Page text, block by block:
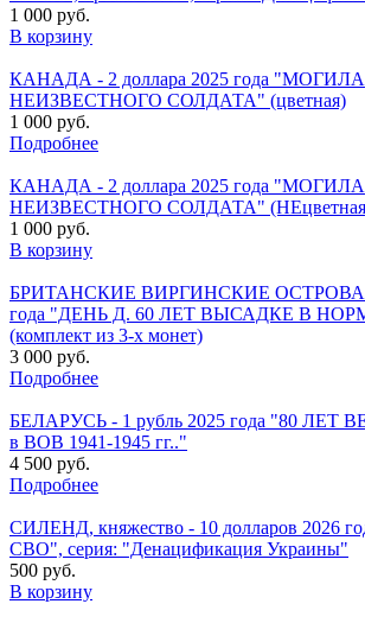
1 000 руб.
В корзину
КАНАДА - 2 доллара 2025 года "МОГИЛА
НЕИЗВЕСТНОГО СОЛДАТА" (цветная)
1 000 руб.
Подробнее
КАНАДА - 2 доллара 2025 года "МОГИЛА
НЕИЗВЕСТНОГО СОЛДАТА"
1 000 руб.
В корзину
БРИТАНСКИЕ ВИРГИНСКИЕ ОСТРОВА -
года "ДЕНЬ Д. 60 ЛЕТ ВЫСАДКЕ В
(комплект из 3-х монет)
3 000 руб.
Подробнее
БЕЛАРУСЬ - 1 рубль 2025 года "80
в ВОВ 1941-1945 гг.."
4 500 руб.
Подробнее
СИЛЕНД, княжество - 10 долларов 2026
СВО", серия: "Денацификация Украины"
500 руб.
В корзину